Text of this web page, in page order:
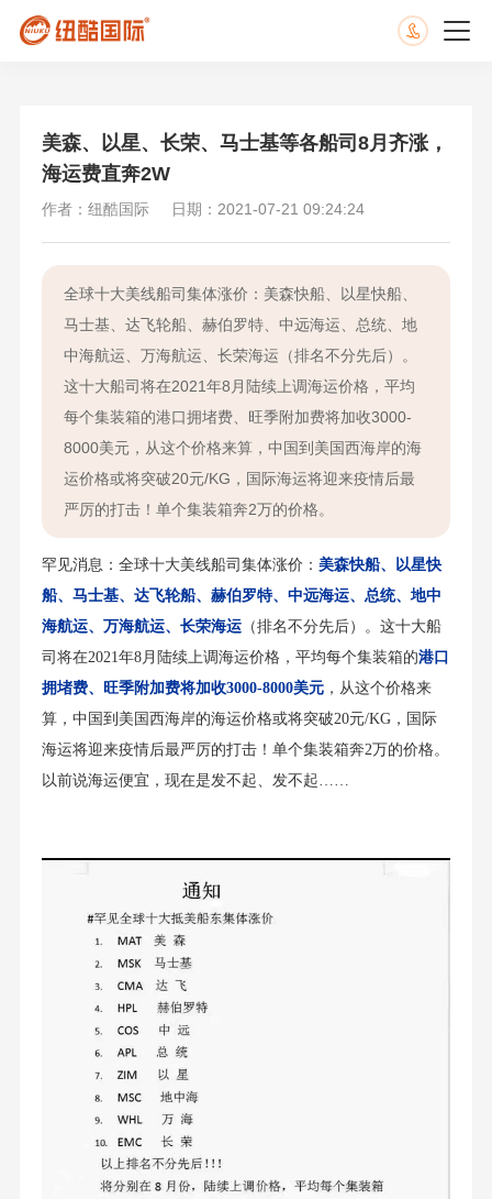
美森、以星、长荣、马士基等各船司8月齐涨，
海运费直奔2W
作者：纽酷国际 日期：2021-07-21 09:24:24
全球十大美线船司集体涨价：美森快船、以星快船、
马士基、达飞轮船、赫伯罗特、中远海运、总统、地
中海航运、万海航运、长荣海运（排名不分先后）。
这十大船司将在2021年8月陆续上调海运价格，平均
每个集装箱的港口拥堵费、旺季附加费将加收3000-
8000美元，从这个价格来算，中国到美国西海岸的海
运价格或将突破20元/KG，国际海运将迎来疫情后最
严厉的打击！单个集装箱奔2万的价格。
罕见消息：全球十大美线船司集体涨价： 美森快船、 以星快
船、马士基、达飞轮船、赫伯罗特、中远海运、总统、地中
海航运、万海航运、长荣海运（排名不分先后）。这十大船
司将在2021年8月陆续上调海运价格，平均每个集装箱的港口
拥堵费、旺季附加费将加收3000-8000美元，从这个价格来
算，中国到美国西海岸的海运价格或将突破20元/KG，国际
海运将迎来疫情后最严厉的打击！单个集装箱奔2万的价格。
以前说海运便宜，现在是发不起、发不起……